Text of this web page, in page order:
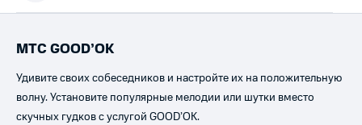
МТС GOOD’OK
Удивите своих собеседников и настройте их на положительную
волну. Установите популярные мелодии или шутки вместо
скучных гудков с услугой GOOD’OK.